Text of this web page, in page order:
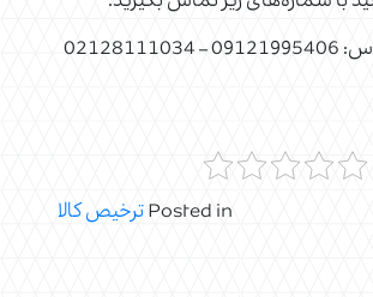
Posted inترخیص کالا